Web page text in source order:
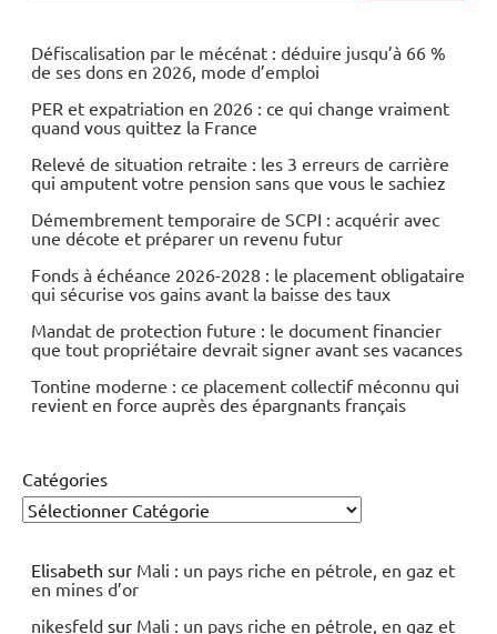
Défiscalisation par le mécénat : déduire jusqu’à 66 %
de ses dons en 2026, mode d’emploi
PER et expatriation en 2026 : ce qui change vraiment
quand vous quittez la France
Relevé de situation retraite : les 3 erreurs de carrière
qui amputent votre pension sans que vous le sachiez
Démembrement temporaire de SCPI : acquérir avec
une décote et préparer un revenu futur
Fonds à échéance 2026-2028 : le placement obligataire
qui sécurise vos gains avant la baisse des taux
Mandat de protection future : le document financier
que tout propriétaire devrait signer avant ses vacances
Tontine moderne : ce placement collectif méconnu qui
revient en force auprès des épargnants français
Catégories
Elisabeth sur Mali : un pays riche en pétrole, en gaz et
en mines d’or
nikesfeld sur Mali : un pays riche en pétrole, en gaz et